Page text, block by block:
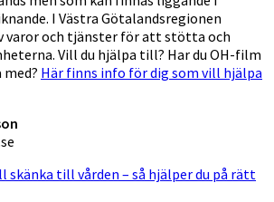
I Västra Götalandsregionen
varor och tjänster för att stötta och
Vill du hjälpa till? Har du OH-film
Här finns info för dig som vill hjälpa
skänka till vården – så hjälper du på rätt